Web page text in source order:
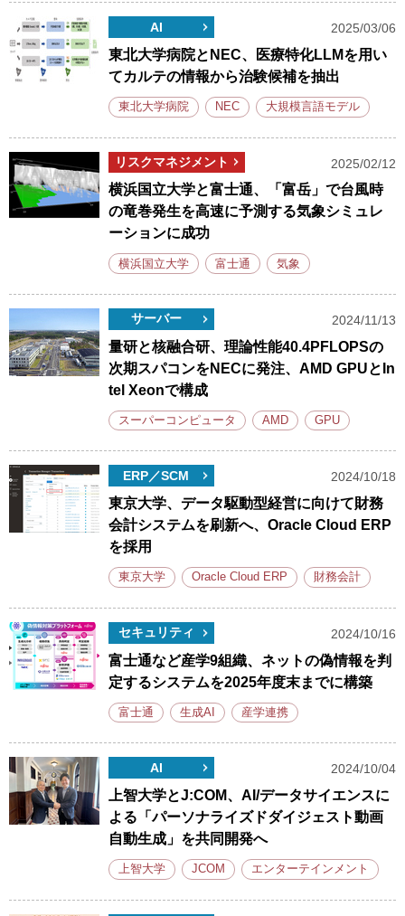
AI 2025/03/06
東北大学病院とNEC、医療特化LLMを用い
てカルテの情報から治験候補を抽出
東北大学病院 NEC 大規模言語モデル
リスクマネジメント 2025/02/12
横浜国立大学と富士通、「富岳」で台風時
の竜巻発生を高速に予測する気象シミュレ
ーションに成功
横浜国立大学 富士通 気象
サーバー 2024/11/13
量研と核融合研、理論性能40.4PFLOPSの
次期スパコンをNECに発注、AMD GPUとIn
tel Xeonで構成
スーパーコンピュータ AMD GPU
ERP／SCM 2024/10/18
東京大学、データ駆動型経営に向けて財務
会計システムを刷新へ、Oracle Cloud ERP
を採用
東京大学 Oracle Cloud ERP 財務会計
セキュリティ 2024/10/16
富士通など産学9組織、ネットの偽情報を判
定するシステムを2025年度末までに構築
富士通 生成AI 産学連携
AI 2024/10/04
上智大学とJ:COM、AI/データサイエンスに
よる「パーソナライズドダイジェスト動画
自動生成」を共同開発へ
上智大学 JCOM エンターテインメント